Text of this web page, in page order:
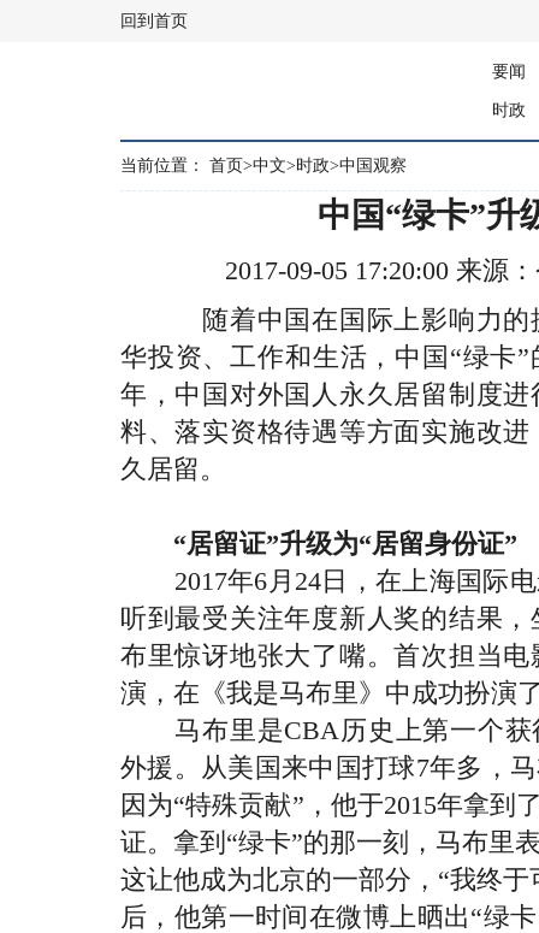
回到首页
要闻
时政
当前位置： 首页>中文>时政>中国观察
中国“绿卡”升
2017-09-05 17:20:00 来源
随着中国在国际上影响力的
华投资、工作和生活，中国“绿卡
年，中国对外国人永久居留制度
料、落实资格待遇等方面实施改
久居留。
“居留证”升级为“居留身份证”
2017年6月24日，在上海国际电
听到最受关注年度新人奖的结果
布里惊讶地张大了嘴。首次担当
演，在《我是马布里》中成功扮演
马布里是CBA历史上第一个获
外援。从美国来中国打球7年多，
因为“特殊贡献”，他于2015年拿
证。拿到“绿卡”的那一刻，马布里
这让他成为北京的一部分，“我终
后，他第一时间在微博上晒出“绿